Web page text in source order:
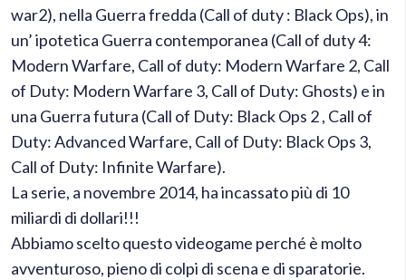
war2), nella Guerra fredda (Call of duty : Black Ops), in
un’ ipotetica Guerra contemporanea (Call of duty 4:
Modern Warfare, Call of duty: Modern Warfare 2, Call
of Duty: Modern Warfare 3, Call of Duty: Ghosts) e in
una Guerra futura (Call of Duty: Black Ops 2 , Call of
Duty: Advanced Warfare, Call of Duty: Black Ops 3,
Call of Duty: Infinite Warfare).
La serie, a novembre 2014, ha incassato più di 10
miliardi di dollari!!!
Abbiamo scelto questo videogame perché è molto
avventuroso, pieno di colpi di scena e di sparatorie.